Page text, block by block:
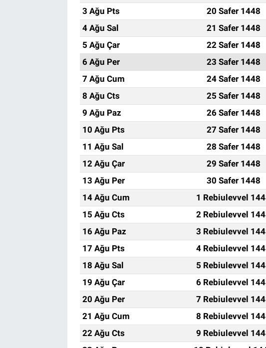
3 Ağu Pts
20 Safer 1448
4 Ağu Sal
21 Safer 1448
5 Ağu Çar
22 Safer 1448
6 Ağu Per
23 Safer 1448
7 Ağu Cum
24 Safer 1448
8 Ağu Cts
25 Safer 1448
9 Ağu Paz
26 Safer 1448
10 Ağu Pts
27 Safer 1448
11 Ağu Sal
28 Safer 1448
12 Ağu Çar
29 Safer 1448
13 Ağu Per
30 Safer 1448
14 Ağu Cum
1 Rebiulevvel
15 Ağu Cts
2 Rebiulevvel
16 Ağu Paz
3 Rebiulevvel
17 Ağu Pts
4 Rebiulevvel
18 Ağu Sal
5 Rebiulevvel
19 Ağu Çar
6 Rebiulevvel
20 Ağu Per
7 Rebiulevvel
21 Ağu Cum
8 Rebiulevvel
22 Ağu Cts
9 Rebiulevvel